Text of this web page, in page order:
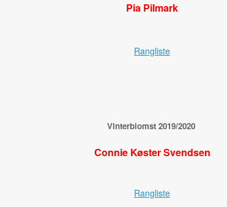
Pia Pilmark
Rangliste
Vinterblomst 2019/2020
Connie Køster Svendsen
Rangliste